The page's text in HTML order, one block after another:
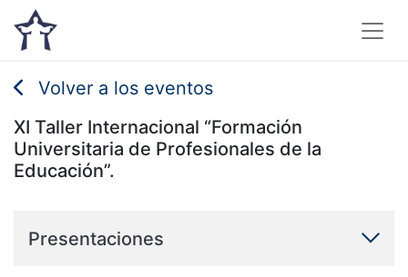
Volver a los eventos
XI Taller Internacional “Formación
Universitaria de Profesionales de la
Educación”.
Presentaciones